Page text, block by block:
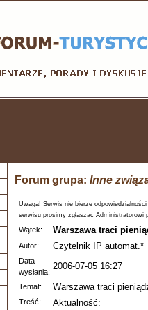
Forum grupa: Inne
Uwaga! Serwis nie bierze
serwisu prosimy zgłaszać Administratorowi
Wątek: Warszawa traci
Autor: Czytelnik IP automat.*
Data
wysłania:
2006-07-05 16:27
Temat: Warszawa traci
Treść:
Aktualność: